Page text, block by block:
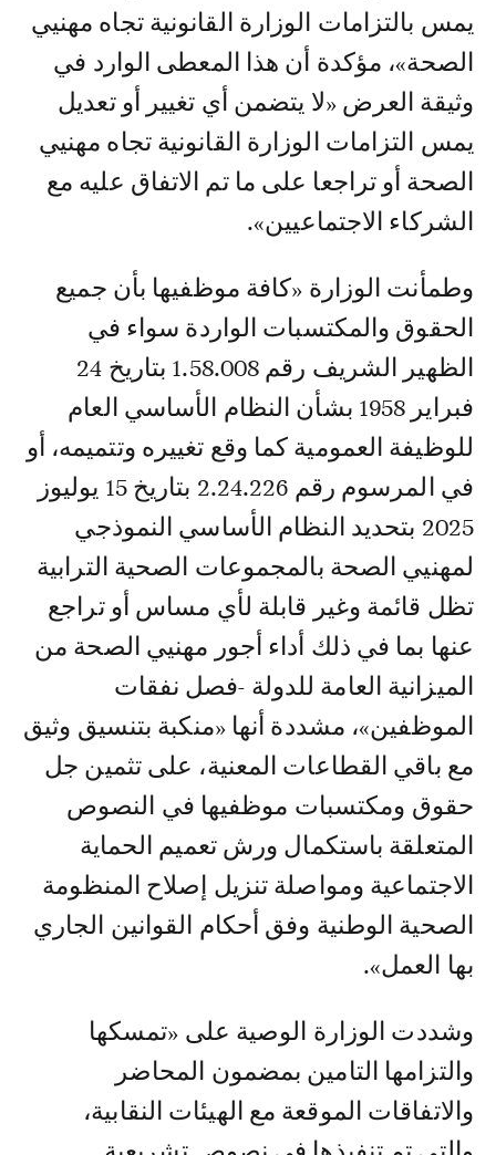
يمس بالتزامات الوزارة القانونية تجاه مهنيي
الصحة»، مؤكدة أن هذا المعطى الوارد في
وثيقة العرض «لا يتضمن أي تغيير أو تعديل
يمس التزامات الوزارة القانونية تجاه مهنيي
الصحة أو تراجعا على ما تم الاتفاق عليه مع
الشركاء الاجتماعيين».
وطمأنت الوزارة «كافة موظفيها بأن جميع
الحقوق والمكتسبات الواردة سواء في
الظهير الشريف رقم 1.58.008 بتاريخ 24
فبراير 1958 بشأن النظام الأساسي العام
للوظيفة العمومية كما وقع تغييره وتتميمه، أو
في المرسوم رقم 2.24.226 بتاريخ 15 يوليوز
2025 بتحديد النظام الأساسي النموذجي
لمهنيي الصحة بالمجموعات الصحية الترابية
تظل قائمة وغير قابلة لأي مساس أو تراجع
عنها بما في ذلك أداء أجور مهنيي الصحة من
الميزانية العامة للدولة -فصل نفقات
الموظفين»، مشددة أنها «منكبة بتنسيق وثيق
مع باقي القطاعات المعنية، على تثمين جل
حقوق ومكتسبات موظفيها في النصوص
المتعلقة باستكمال ورش تعميم الحماية
الاجتماعية ومواصلة تنزيل إصلاح المنظومة
الصحية الوطنية وفق أحكام القوانين الجاري
بها العمل».
وشددت الوزارة الوصية على «تمسكها
والتزامها التامين بمضمون المحاضر
والاتفاقات الموقعة مع الهيئات النقابية،